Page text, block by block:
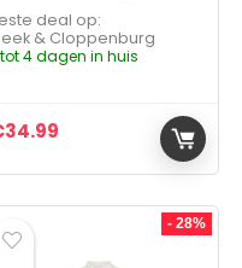
deal op:
Peek & Cloppenburg
4 dagen in huis
34.99
- 28%